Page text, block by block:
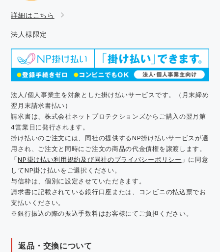
詳細はこちら
法人様限定
法人/個人事業主を対象とした掛け払いサービスです。（月末締め
翌月末請求書払い）
請求書は、株式会社ネットプロテクションズからご購入の翌月第
4営業日に発行されます。
掛け払いのご注文には、同社の提供するNP掛け払いサービスが適
用され、ご注文と同時にご注文の商品の代金債権を譲渡します。
「NP掛け払い利用規約及び同社のプライバシーポリシー 」に同意
してNP掛け払いをご選択ください。
与信枠は、個別に設定させていただきます。
請求書に記載されている銀行口座または、コンビニの払込票でお
支払いください。
※銀行振込の際の振込手数料はお客様にてご負担ください。
返品・交換について